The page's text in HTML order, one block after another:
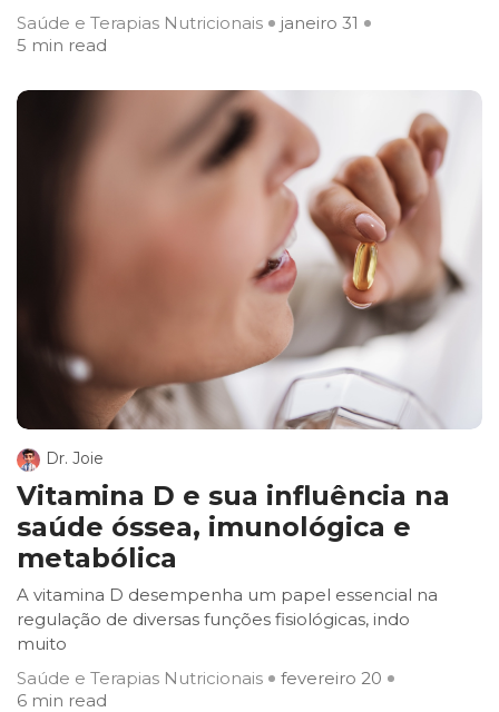
Saúde e Terapias Nutricionais
janeiro 31
5 min read
Dr. Joie
Vitamina D e sua influência na
saúde óssea, imunológica e
metabólica
A vitamina D desempenha um papel essencial na
regulação de diversas funções fisiológicas, indo
muito
Saúde e Terapias Nutricionais
fevereiro 20
6 min read